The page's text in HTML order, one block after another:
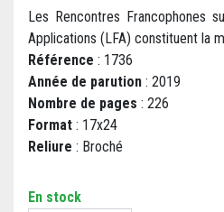
Les Rencontres Francophones
Applications (LFA) constituent la
Référence : 1736
Année de parution : 2019
Nombre de pages : 226
Format : 17x24
Reliure : Broché
En stock